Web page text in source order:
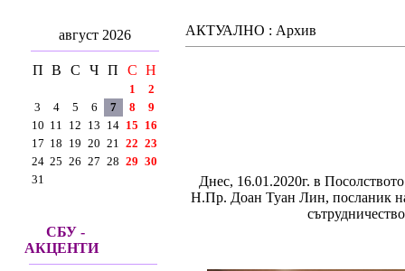
август 2026
П В С Ч П С Н
1
2
3
4 5 6 7 8
9
10 11 12 13 14 15 16
17 18 19 20 21 22 23
24 25 26 27 28 29 30
31
СБУ -
АКЦЕНТИ
АКТУАЛНО : Архив
Днес, 16.01.2020г. в
Н.Пр. Доан Туан Лин, посланик